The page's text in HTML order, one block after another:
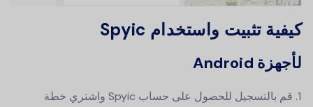
كيفية تثبيت واستخدام Spyic
لأجهزة Android
قم بالتسجيل للحصول على حساب Spyic واشتري خطة